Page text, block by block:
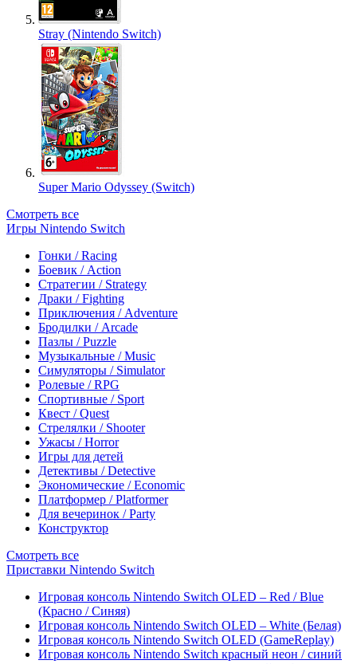
Stray (Nintendo Switch)
Super Mario Odyssey (Switch)
Смотреть все
Игры Nintendo Switch
Гонки / Racing
Боевик / Action
Стратегии / Strategy
Драки / Fighting
Приключения / Adventure
Бродилки / Arcade
Пазлы / Puzzle
Музыкальные / Music
Симуляторы / Simulator
Ролевые / RPG
Спортивные / Sport
Квест / Quest
Стрелялки / Shooter
Ужасы / Horror
Игры для детей
Детективы / Detective
Экономические / Economic
Платформер / Platformer
Для вечеринок / Party
Конструктор
Смотреть все
Приставки Nintendo Switch
Игровая консоль Nintendo Switch OLED – Red / Blue
(Красно / Синяя)
Игровая консоль Nintendo Switch OLED – White (Белая)
Игровая консоль Nintendo Switch OLED (GameReplay)
Игровая консоль Nintendo Switch красный неон / синий